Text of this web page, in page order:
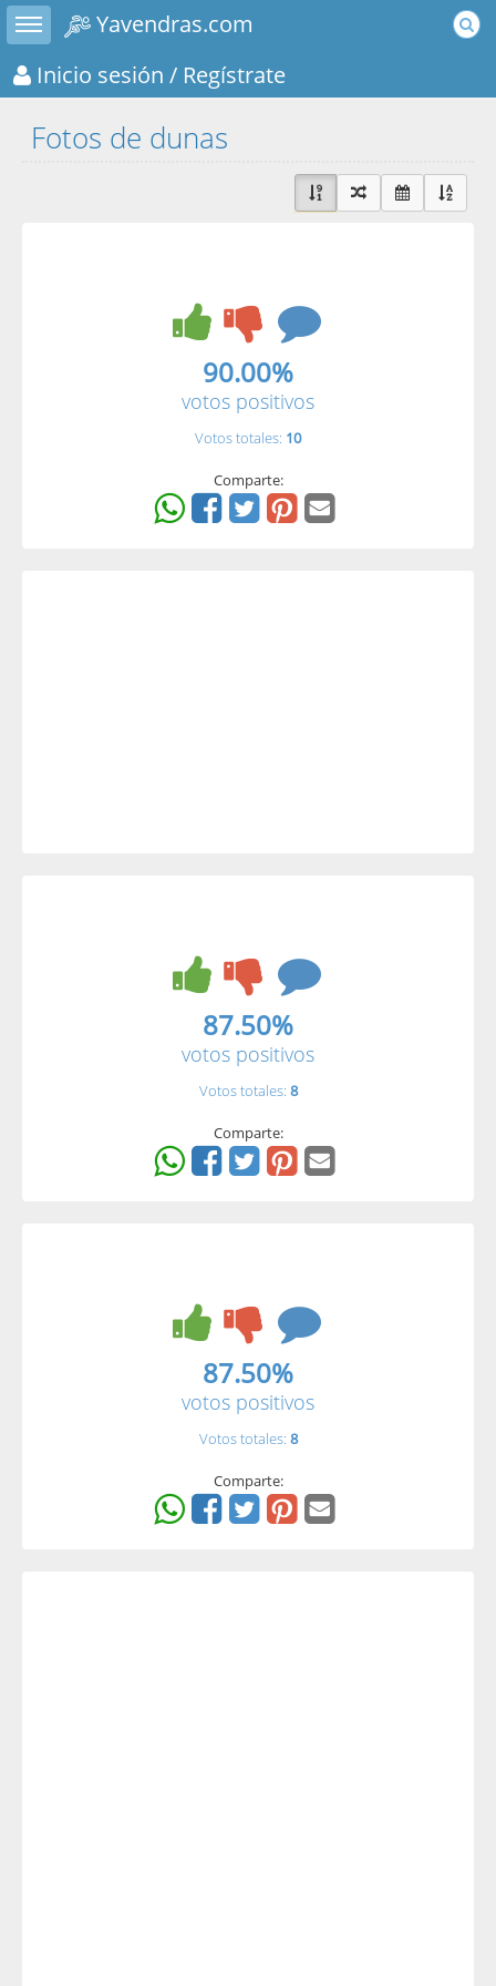
Toggle sidebar
Yavendras.com
Inicio sesión / Regístrate
Fotos de dunas
90.00%
votos positivos
Votos totales: 10
Comparte:
87.50%
votos positivos
Votos totales: 8
Comparte:
87.50%
votos positivos
Votos totales: 8
Comparte: